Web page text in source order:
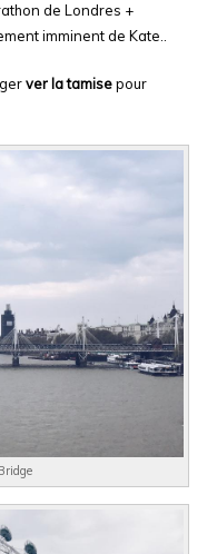
de Londres +
imminent de Kate..
ver la tamisepour